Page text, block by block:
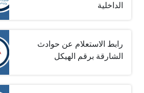
الداخلية
رابط الاستعلام عن حوادث
الشارقة برقم الهيكل